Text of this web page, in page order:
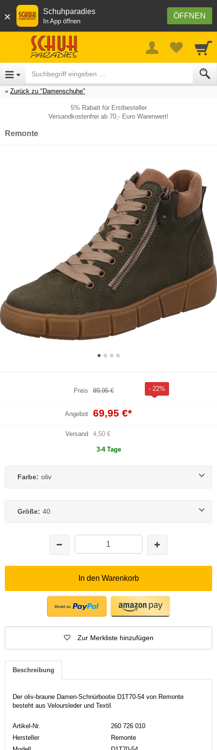
× ÖFFNEN
Schuhparadies
In App öffnen
Zurück zu "Damenschuhe"
5% Rabatt für Erstbesteller
Versandkostenfrei ab 70,- Euro Warenwert!
Remonte
Preis 89,95 € - 22%
Angebot 69,95 €*
Versand 4,50 €
3-4 Tage
Farbe: oliv
Größe: 40
In den Warenkorb
Zur Merkliste hinzufügen
Beschreibung
Der oliv-braune Damen-Schnürbootie D1T70-54 von Remonte
besteht aus Veloursleder und Textil.
Artikel-Nr.
260 726 010
Hersteller
Remonte